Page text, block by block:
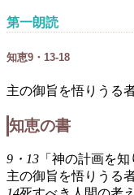
第一朗読
知恵9・13-18
主の御旨を悟りうる
知恵の書
9・13 「神の計画を
主の御旨を悟りうる